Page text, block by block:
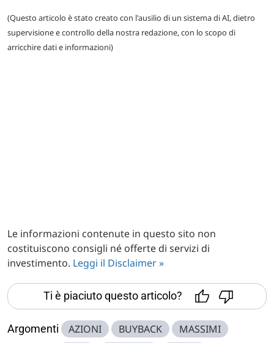
(Questo articolo è stato creato con l'ausilio di un sistema di AI, dietro
supervisione e controllo della nostra redazione, con lo scopo di
arricchire dati e informazioni)
Le informazioni contenute in questo sito non
costituiscono consigli né offerte di servizi di
investimento. Leggi il Disclaimer »
Ti è piaciuto questo articolo?
Argomenti AZIONI BUYBACK MASSIMI